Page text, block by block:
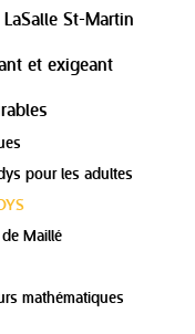
St-Martin
et exigeant
pour les adultes
Maillé
mathématiques